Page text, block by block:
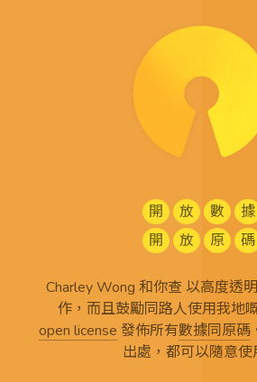
開 放 數
據
開
放 原 碼
Charley Wong 和你查 以高度透
作，而且鼓勵同路人使用我地
open license 發佈所有數據同原碼
出處，都可以隨意使